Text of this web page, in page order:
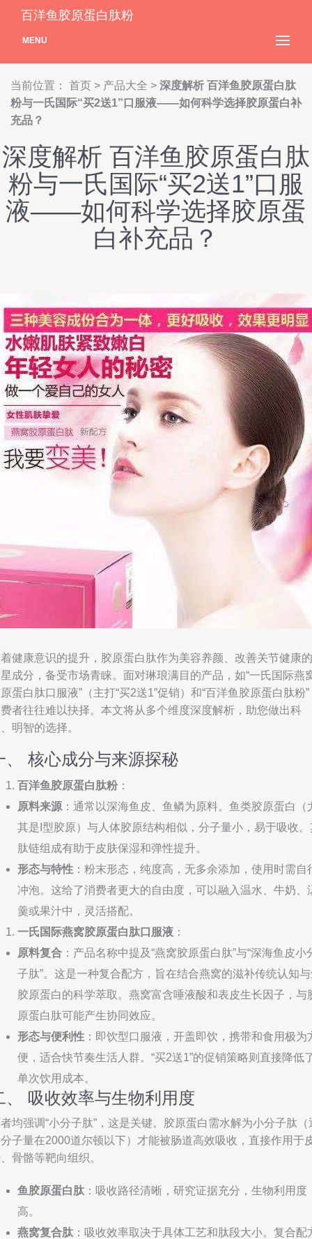
百洋鱼胶原蛋白肽粉
MENU
当前位置： 首页 > 产品大全 > 深度解析 百洋鱼胶原蛋白肽
粉与一氏国际“买2送1”口服液——如何科学选择胶原蛋白补
充品？
深度解析 百洋鱼胶原蛋白肽
粉与一氏国际“买2送1”口服
液——如何科学选择胶原蛋
白补充品？
健康意识的提升，胶原蛋白肽作为美容养颜、改善关节健康的
成分，备受市场青睐。面对琳琅满目的产品，如“一氏国际燕
蛋白肽口服液”（主打“买2送1”促销）和“百洋鱼胶原蛋白肽粉”
者往往难以抉择。本文将从多个维度深度解析，助您做出科
明智的选择。
、 核心成分与来源探秘
百洋鱼胶原蛋白肽粉：
原料来源 ：通常以深海鱼皮、鱼鳞为原料。鱼类胶原蛋白（
其是I型胶原）与人体胶原结构相似，分子量小，易于吸收。
肽链组成有助于皮肤保湿和弹性提升。
形态与特性 ：粉末形态，纯度高，无多余添加，使用时需自
冲泡。这给了消费者更大的自由度，可以融入温水、牛奶、
羹或果汁中，灵活搭配。
一氏国际燕窝胶原蛋白肽口服液 ：
原料复合 ：产品名称中提及“燕窝胶原蛋白肽”与“深海鱼皮小
子肽”。这是一种复合配方，旨在结合燕窝的滋补传统认知
胶原蛋白的科学萃取。燕窝富含唾液酸和表皮生长因子，与
原蛋白肽可能产生协同效应。
形态与便利性 ：即饮型口服液，开盖即饮，携带和食用极为
便，适合快节奏生活人群。“买2送1”的促销策略则直接降低
单次饮用成本。
、 吸收效率与生物利用度
均强调“小分子肽”，这是关键。胶原蛋白需水解为小分子肽（
子量在2000道尔顿以下）才能被肠道高效吸收，直接作用于
骨骼等靶向组织。
鱼胶原蛋白肽 ：吸收路径清晰，研究证据充分，生物利用度
高。
燕窝复合肽 ：吸收效率取决于具体工艺和肽段大小。复合配